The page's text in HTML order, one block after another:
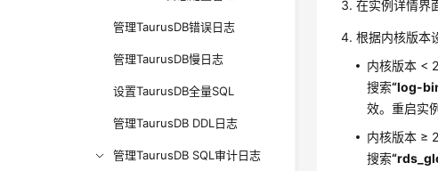
管理TaurusDB错误日志
管理TaurusDB慢日志
设置TaurusDB全量SQL
管理TaurusDB DDL日志
管理TaurusDB SQL审计日志
在实例详情界
根据内核版本
内核版本 <
搜索“log-
效。重启实
内核版本 ≥
搜索